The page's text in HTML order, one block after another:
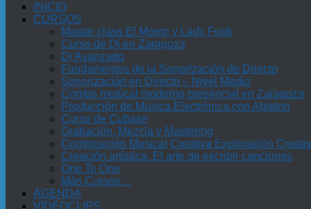
INICIO
CURSOS
Master class El Momo y Lady Funk
Curso de Dj en Zaragoza
Dj Avanzado
Fundamentos de la Sonorización de Directo
Sonorización en Directo – Nivel Medio
Combo musical moderno presencial en Zaragoza
Producción de Música Electrónica con Ableton
Curso de Cubase
Grabación, Mezcla y Mastering
Composición Musical Creativa Exploración
Creación artística. El arte de escribir canciones
One To One
Más Cursos…
AGENDA
VIDEOCLIPS